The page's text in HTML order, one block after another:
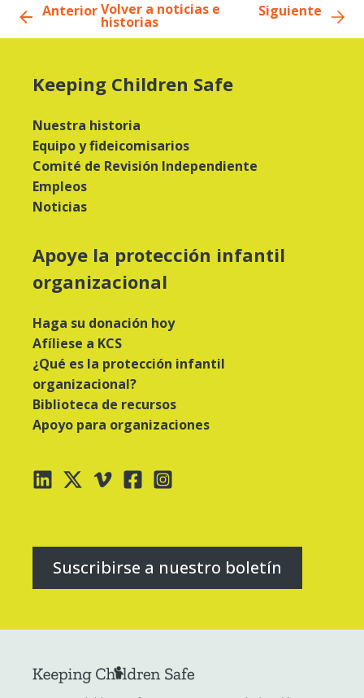
AnteriorVolver a noticias e
historias
Siguiente
Keeping Children Safe
Nuestra historia
Equipo y fideicomisarios
Comité de Revisión Independiente
Empleos
Noticias
Apoye la protección infantil
organizacional
Haga su donación hoy
Afíliese a KCS
¿Qué es la protección infantil
organizacional?
Biblioteca de recursos
Apoyo para organizaciones
Suscribirse a nuestro boletín